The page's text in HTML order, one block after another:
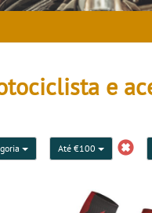
e
Até €100